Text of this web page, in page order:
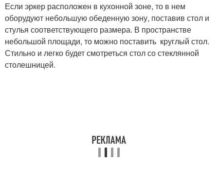
Если эркер расположен в кухонной зоне, то в нем
оборудуют небольшую обеденную зону, поставив стол и
стулья соответствующего размера. В пространстве
небольшой площади, то можно поставить круглый стол.
Стильно и легко будет смотреться стол со стеклянной
столешницей.